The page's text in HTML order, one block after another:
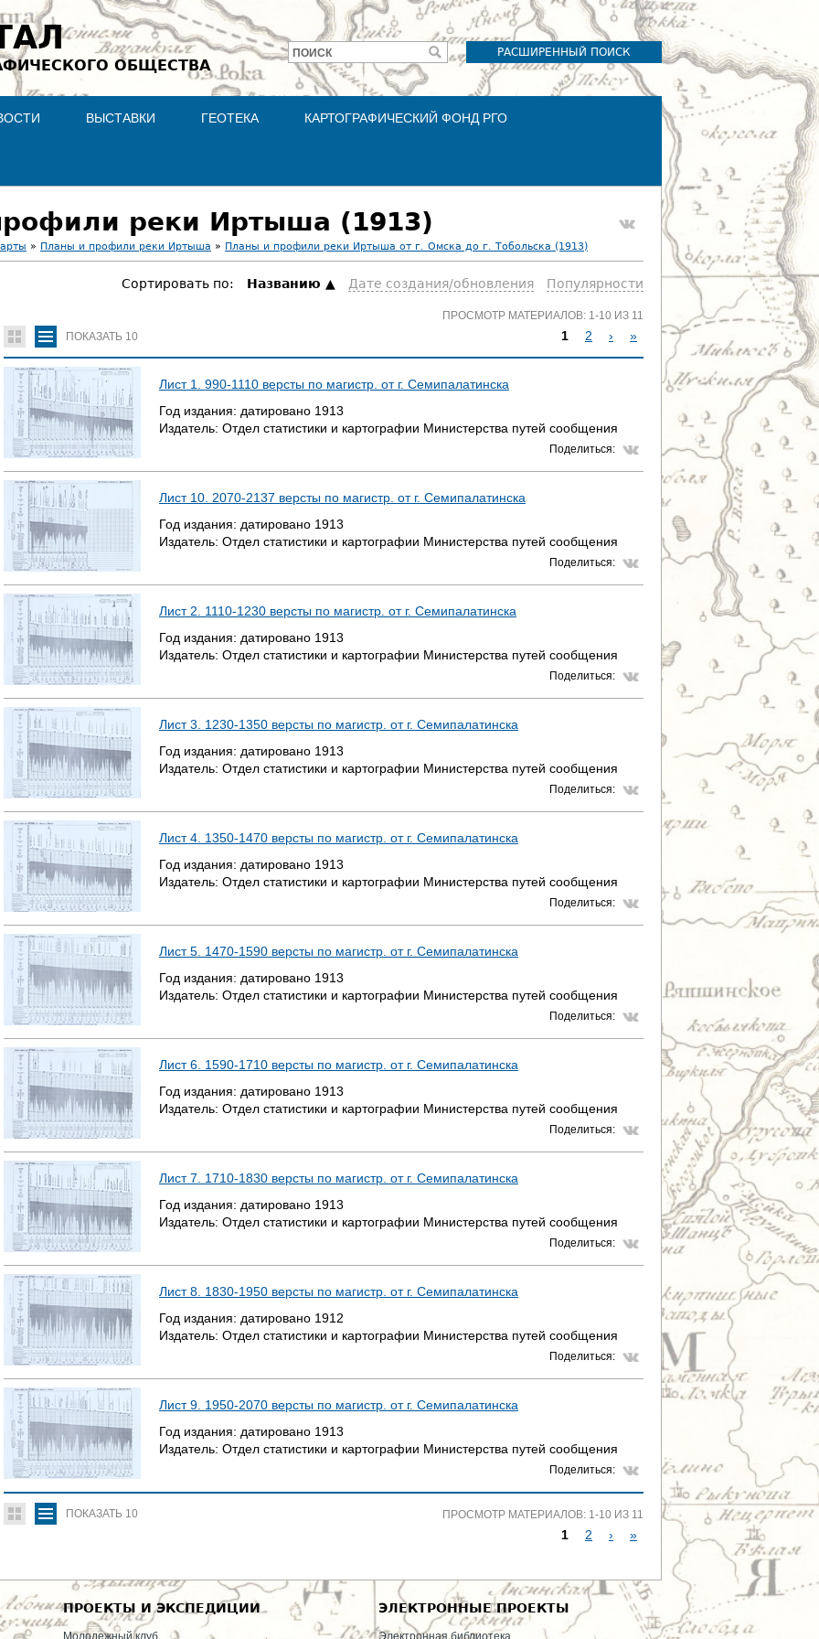
Jump to navigation
ОБЩЕСТВА
РАСШИРЕННЫЙ ПОИСК
Форма
поиска
ПОИСК
ВЫСТАВКИ ГЕОТЕКА КАРТОГРАФИЧЕСКИЙ ФОНД РГО
реки Иртыша (1913)
» Планы и профили реки Иртыша » Планы и профили реки Иртыша от г. Омска до г. Тобольска (1913)
Сортировать по: Hазванию Дате создания/обновления Популярности
ПОКАЗАТЬ 10
ПРОСМОТР МАТЕРИАЛОВ: 1-10 ИЗ 11
С
Р
А
И
1 2 › »
Лист 1. 990-1110 версты по магистр. от г. Семипалатинска
Год издания: датировано 1913
Издатель: Отдел статистики и картографии Министерства путей сообщения
Поделиться:
Лист 10. 2070-2137 версты по магистр. от г. Семипалатинска
Год издания: датировано 1913
Издатель: Отдел статистики и картографии Министерства путей сообщения
Поделиться:
Лист 2. 1110-1230 версты по магистр. от г. Семипалатинска
Год издания: датировано 1913
Издатель: Отдел статистики и картографии Министерства путей сообщения
Поделиться:
Лист 3. 1230-1350 версты по магистр. от г. Семипалатинска
Год издания: датировано 1913
Издатель: Отдел статистики и картографии Министерства путей сообщения
Поделиться:
Лист 4. 1350-1470 версты по магистр. от г. Семипалатинска
Год издания: датировано 1913
Издатель: Отдел статистики и картографии Министерства путей сообщения
Поделиться:
Лист 5. 1470-1590 версты по магистр. от г. Семипалатинска
Год издания: датировано 1913
Издатель: Отдел статистики и картографии Министерства путей сообщения
Поделиться:
Лист 6. 1590-1710 версты по магистр. от г. Семипалатинска
Год издания: датировано 1913
Издатель: Отдел статистики и картографии Министерства путей сообщения
Поделиться:
Лист 7. 1710-1830 версты по магистр. от г. Семипалатинска
Год издания: датировано 1913
Издатель: Отдел статистики и картографии Министерства путей сообщения
Поделиться:
Лист 8. 1830-1950 версты по магистр. от г. Семипалатинска
Год издания: датировано 1912
Издатель: Отдел статистики и картографии Министерства путей сообщения
Поделиться:
Лист 9. 1950-2070 версты по магистр. от г. Семипалатинска
Год издания: датировано 1913
Издатель: Отдел статистики и картографии Министерства путей сообщения
Поделиться:
ПОКАЗАТЬ 10 ПРОСМОТР МАТЕРИАЛОВ: 1-10 ИЗ 11
Т
Р
1 2 › »
ПРОЕКТЫ И ЭКСПЕДИЦИИ
Молодежный клуб
ЭЛЕКТРОННЫЕ ПРОЕКТЫ
Электронная библиотека